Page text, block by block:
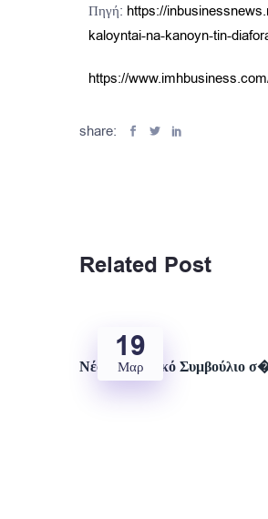
Πηγή: https://
kaloyntai-na-kanoyn-tin-
https://
share:
Related Post
19
Μαρ
Νέο Διοικητικό Συμβούλιο